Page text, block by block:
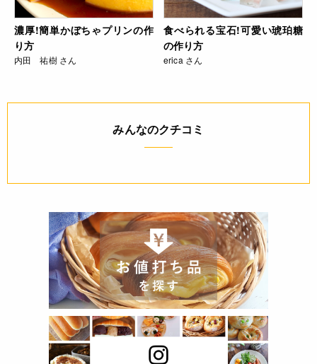
濃厚!簡単かぼちゃプリンの作
り方
内田 祐樹 さん
食べられる宝石!可愛い琥珀糖
の作り方
erica さん
みんなのクチコミ